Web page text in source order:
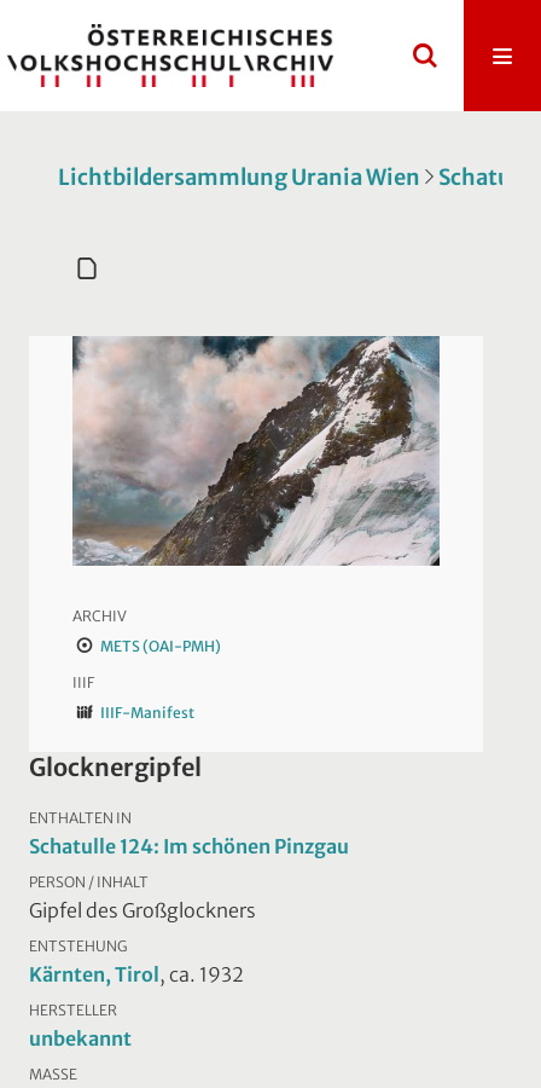
Lichtbildersammlung Urania Wien Schatulle
ARCHIV
METS (OAI-PMH)
IIIF
IIIF-Manifest
Glocknergipfel
ENTHALTEN IN
Schatulle 124: Im schönen Pinzgau
PERSON / INHALT
Gipfel des Großglockners
ENTSTEHUNG
Kärnten, Tirol, ca. 1932
HERSTELLER
unbekannt
MASSE